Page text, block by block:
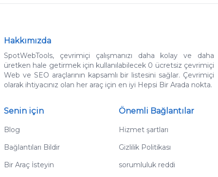
Hakkımızda
SpotWebTools, çevrimiçi çalışmanızı daha kolay ve daha
üretken hale getirmek için kullanılabilecek 0 ücretsiz çevrimiçi
Web ve SEO araçlarının kapsamlı bir listesini sağlar. Çevrimiçi
olarak ihtiyacınız olan her araç için en iyi Hepsi Bir Arada nokta.
Senin için
Blog
Bağlantıları Bildir
Bir Araç İsteyin
Önemli Bağlantılar
Hizmet şartları
Gizlilik Politikası
sorumluluk reddi